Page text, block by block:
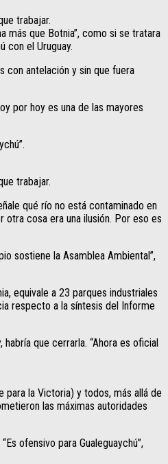
trabajar.
más que Botnia”, como si se tratara
con el Uruguay.
con antelación y sin que fuera
por hoy es una de las mayores
trabajar.
qué río no está contaminado en
cosa era una ilusión. Por eso es
sostiene la Asamblea Ambiental”,
equivale a 23 parques industriales
respecto a la síntesis del Informe
que cerrarla. “Ahora es oficial
para la Victoria) y todos, más allá de
las máximas autoridades
ofensivo para Gualeguaychú”,